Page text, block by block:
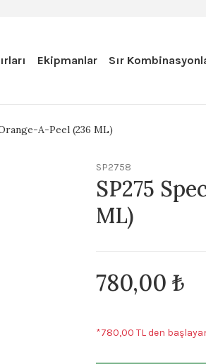
Ekipmanlar Sır
A-Peel (236 ML)
SP2758
SP275
ML)
780,00 ₺
*780,00 TL den